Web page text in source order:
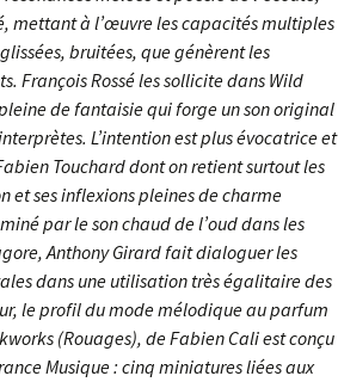
d’Allemagne
d’Amérique
d’Angleterre
sérénade l’autre
Janis Joplin/Jimi
Ballads
contemporains
le luthier et le
égales
mettant à l’œuvre les capacités multiples
bruitées, que génèrent les
François Rossé les sollicite dans Wild
de fantaisie qui forge un son original
L’intention est plus évocatrice et
Touchard dont on retient surtout les
et ses inflexions pleines de charme
par le son chaud de l’oud dans les
Anthony Girard fait dialoguer les
dans une utilisation très égalitaire des
le profil du mode mélodique au parfum
(Rouages), de Fabien Cali est conçu
Musique : cinq miniatures liées aux